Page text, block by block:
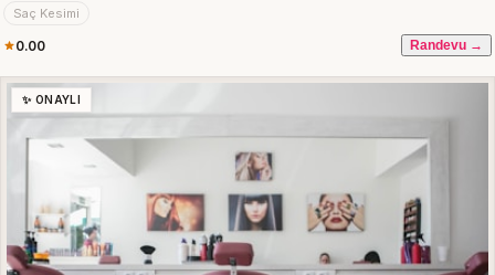
Saç Kesimi
0.00 Randevu →
✨ ONAYLI